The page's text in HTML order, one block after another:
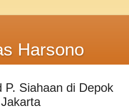
Harsono
P. Siahaan di Depok